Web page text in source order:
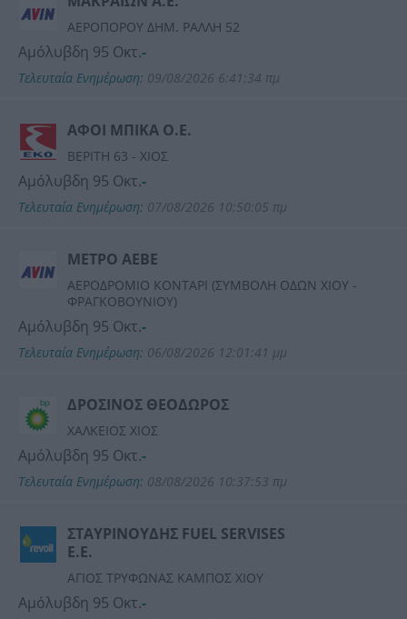
ΑΕΡΟΠΟΡΟΥ ΔΗΜ. ΡΑΛΛΗ 52
Αμόλυβδη 95 Οκτ.-
Τελευταία Ενημέρωση: 09/08/2026 6:41:34 πμ
ΑΦΟΙ ΜΠΙΚΑ Ο.Ε.
ΒΕΡΙΤΗ 63 - ΧΙΟΣ
Αμόλυβδη 95 Οκτ.-
Τελευταία Ενημέρωση: 07/08/2026 10:50:05 πμ
ΜΕΤΡΟ ΑΕΒΕ
ΑΕΡΟΔΡΟΜΙΟ ΚΟΝΤΑΡΙ (ΣΥΜΒΟΛΗ ΟΔΩΝ ΧΙΟΥ -
ΦΡΑΓΚΟΒΟΥΝΙΟΥ)
Αμόλυβδη 95 Οκτ.-
Τελευταία Ενημέρωση: 06/08/2026 12:01:41 μμ
ΔΡΟΣΙΝΟΣ ΘΕΟΔΩΡΟΣ
ΧΑΛΚΕΙΟΣ ΧΙΟΣ
Αμόλυβδη 95 Οκτ.-
Τελευταία Ενημέρωση: 08/08/2026 10:37:53 πμ
ΣΤΑΥΡΙΝΟΥΔΗΣ FUEL SERVISES
E.E.
ΑΓΙΟΣ ΤΡΥΦΩΝΑΣ ΚΑΜΠΟΣ ΧΙΟΥ
Αμόλυβδη 95 Οκτ.-